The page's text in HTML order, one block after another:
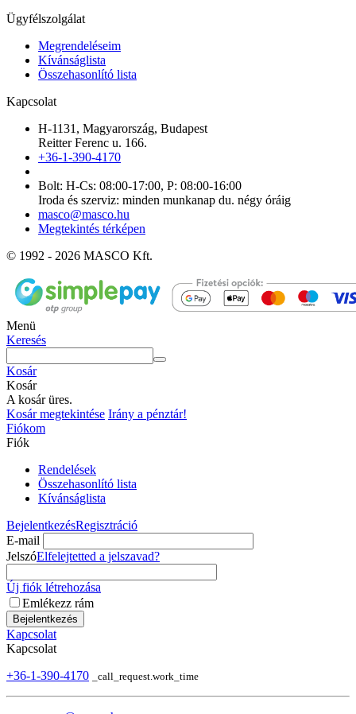
Ügyfélszolgálat
Megrendeléseim
Kívánságlista
Összehasonlító lista
Kapcsolat
H-1131, Magyarország, Budapest
Reitter Ferenc u. 166.
+36-1-390-4170
Bolt: H-Cs: 08:00-17:00, P: 08:00-16:00
Iroda és szerviz: minden munkanap du. négy óráig
masco@masco.hu
Megtekintés térképen
© 1992 - 2026 MASCO Kft.
Menü
Keresés
Kosár
Kosár
A kosár üres.
Kosár megtekintése Irány a pénztár!
Fiókom
Fiók
Rendelések
Összehasonlító lista
Kívánságlista
BejelentkezésRegisztráció
E-mail
JelszóElfelejtetted a jelszavad?
Új fiók létrehozása
Emlékezz rám
Bejelentkezés
Kapcsolat
Kapcsolat
+36-1-390-4170
_call_request.work_time